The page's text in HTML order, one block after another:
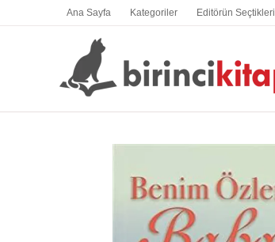
Ana Sayfa Kategoriler Editörün Seçtikleri